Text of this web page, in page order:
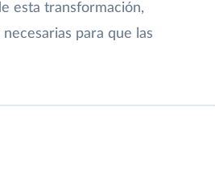
esta transformación,
para que las